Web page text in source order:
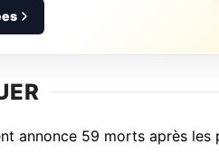
annonce 59 morts après les